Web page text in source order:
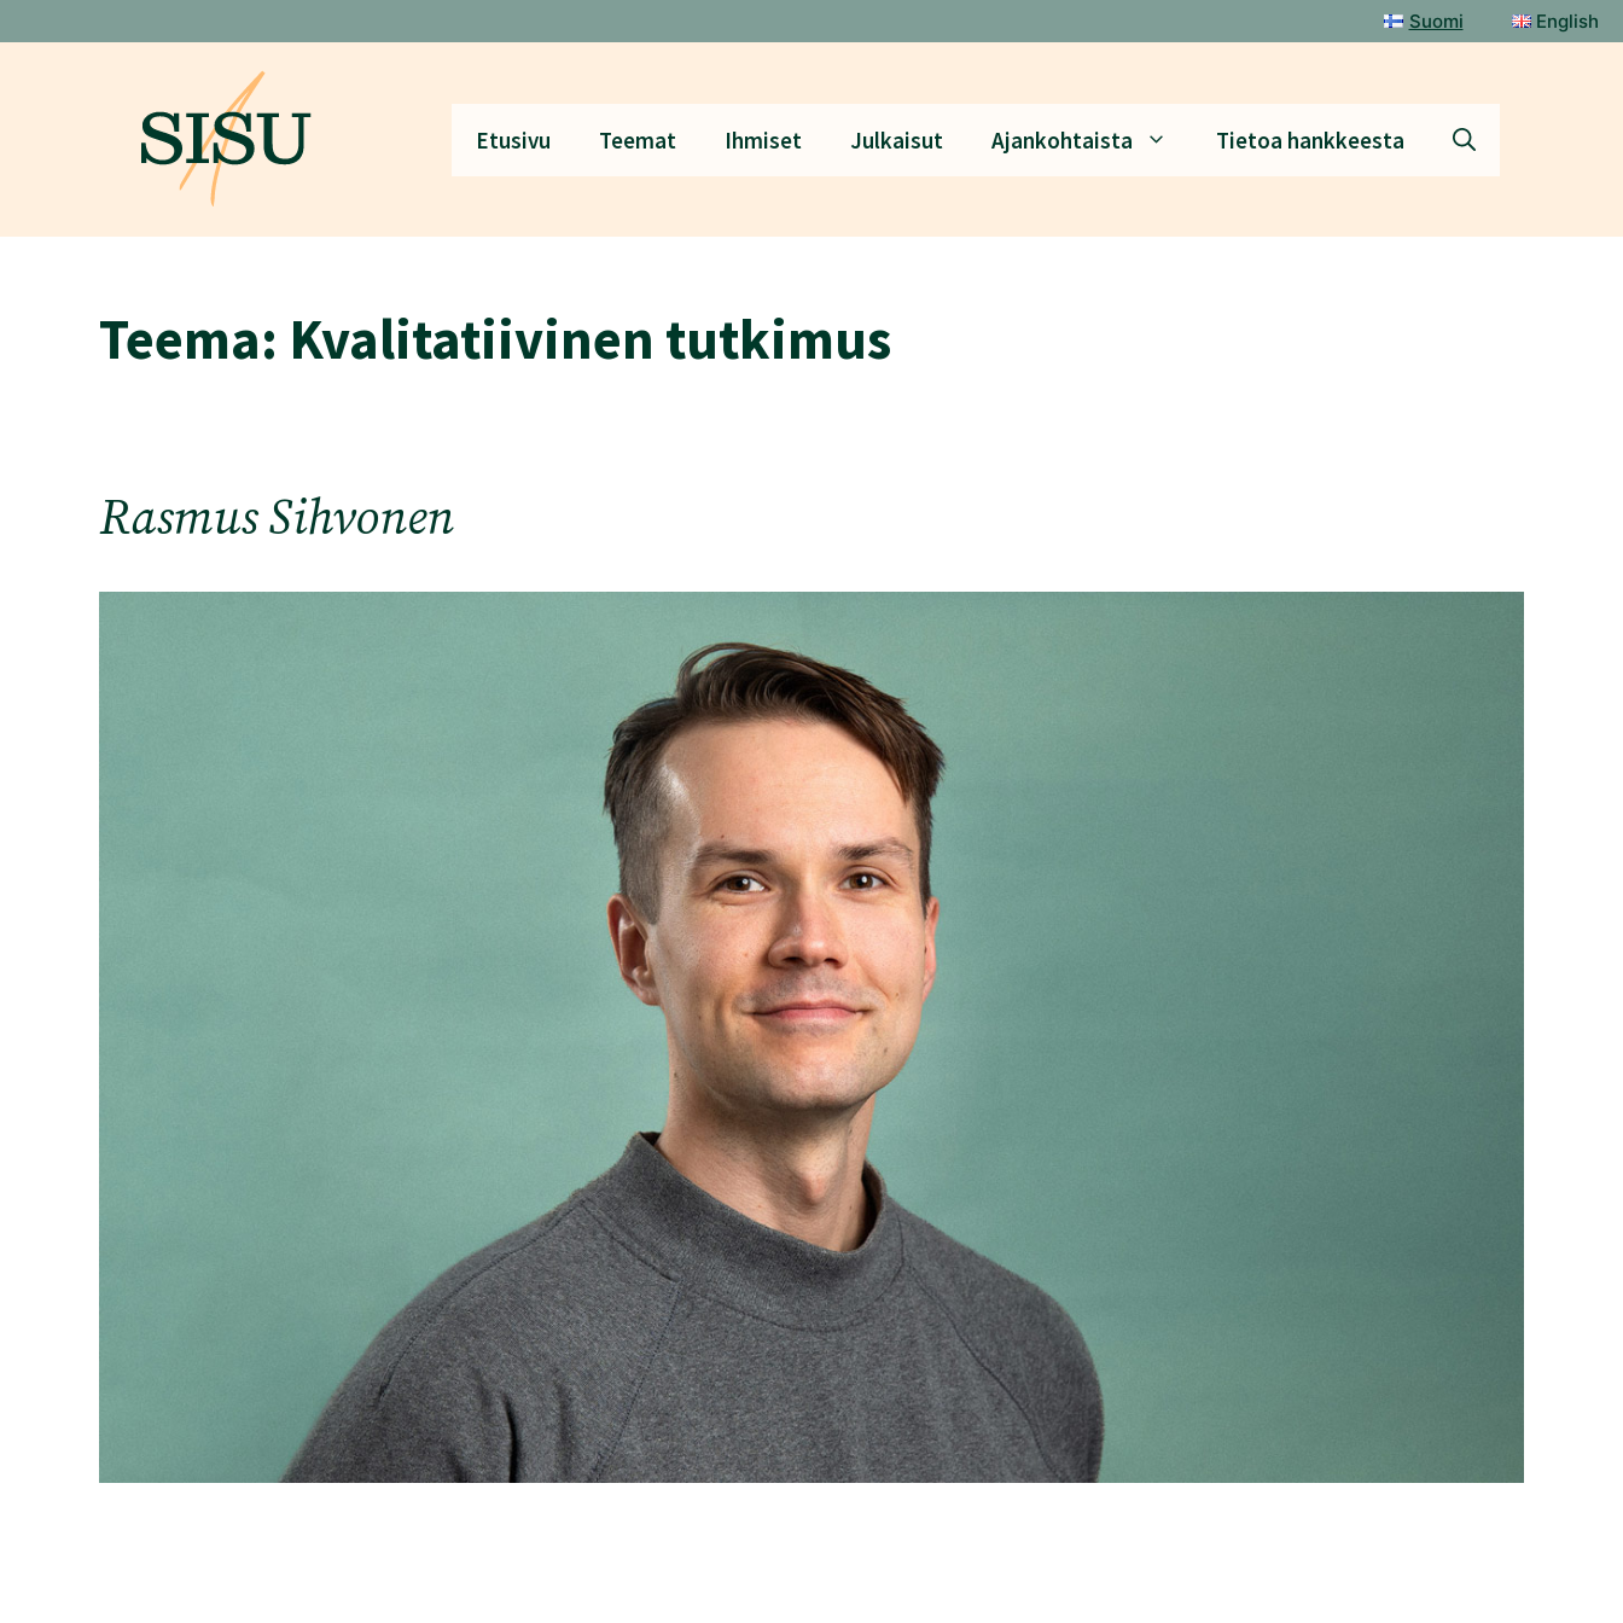
sisältöön
Suomi English
Etusivu Teemat Ihmiset Julkaisut Ajankohtaista Tietoa hankkeesta
Teema: Kvalitatiivinen tutkimus
Rasmus Sihvonen